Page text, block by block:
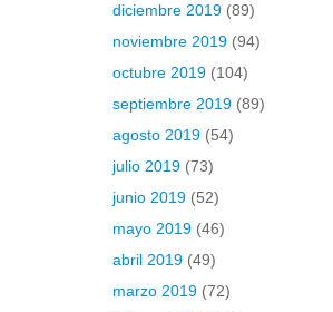
diciembre 2019 (89)
noviembre 2019 (94)
octubre 2019 (104)
septiembre 2019 (89)
agosto 2019 (54)
julio 2019 (73)
junio 2019 (52)
mayo 2019 (46)
abril 2019 (49)
marzo 2019 (72)